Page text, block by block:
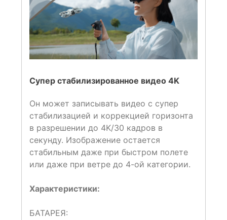
Супер стабилизированное видео 4K
Он может записывать видео с супер
стабилизацией и коррекцией горизонта
в разрешении до 4K/30 кадров в
секунду. Изображение остается
стабильным даже при быстром полете
или даже при ветре до 4-ой категории.
Характеристики:
БАТАРЕЯ: